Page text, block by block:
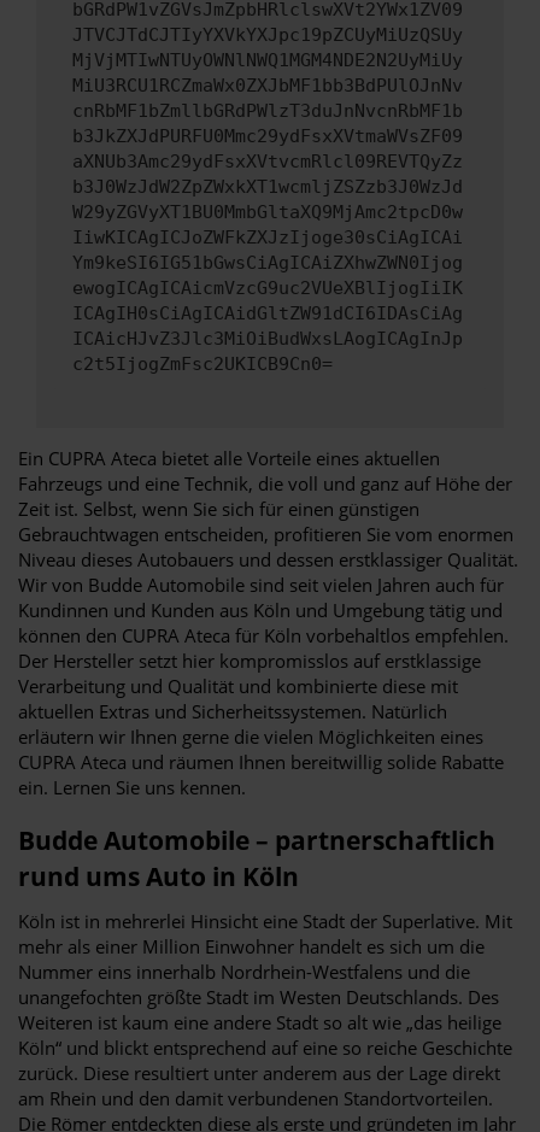
bGRdPW1vZGVsJmZpbHRlclswXVt2YWx1ZV09
JTVCJTdCJTIyYXVkYXJpc19pZCUyMiUzQSUy
MjVjMTIwNTUyOWNlNWQ1MGM4NDE2N2UyMiUy
MiU3RCU1RCZmaWx0ZXJbMF1bb3BdPUlOJnNv
cnRbMF1bZmllbGRdPWlzT3duJnNvcnRbMF1b
b3JkZXJdPURFU0Mmc29ydFsxXVtmaWVsZF09
aXNUb3Amc29ydFsxXVtvcmRlcl09REVTQyZz
b3J0WzJdW2ZpZWxkXT1wcmljZSZzb3J0WzJd
W29yZGVyXT1BU0MmbGltaXQ9MjAmc2tpcD0w
IiwKICAgICJoZWFkZXJzIjoge30sCiAgICAi
Ym9keSI6IG51bGwsCiAgICAiZXhwZWN0Ijog
ewogICAgICAicmVzcG9uc2VUeXBlIjogIiIK
ICAgIH0sCiAgICAidGltZW91dCI6IDAsCiAg
ICAicHJvZ3Jlc3MiOiBudWxsLAogICAgInJp
c2t5IjogZmFsc2UKICB9Cn0=
Ein CUPRA Ateca bietet alle Vorteile eines aktuellen
Fahrzeugs und eine Technik, die voll und ganz auf Höhe der
Zeit ist. Selbst, wenn Sie sich für einen günstigen
Gebrauchtwagen entscheiden, profitieren Sie vom enormen
Niveau dieses Autobauers und dessen erstklassiger Qualität.
Wir von Budde Automobile sind seit vielen Jahren auch für
Kundinnen und Kunden aus Köln und Umgebung tätig und
können den CUPRA Ateca für Köln vorbehaltlos empfehlen.
Der Hersteller setzt hier kompromisslos auf erstklassige
Verarbeitung und Qualität und kombinierte diese mit
aktuellen Extras und Sicherheitssystemen. Natürlich
erläutern wir Ihnen gerne die vielen Möglichkeiten eines
CUPRA Ateca und räumen Ihnen bereitwillig solide Rabatte
ein. Lernen Sie uns kennen.
Budde Automobile – partnerschaftlich
rund ums Auto in Köln
Köln ist in mehrerlei Hinsicht eine Stadt der Superlative. Mit
mehr als einer Million Einwohner handelt es sich um die
Nummer eins innerhalb Nordrhein-Westfalens und die
unangefochten größte Stadt im Westen Deutschlands. Des
Weiteren ist kaum eine andere Stadt so alt wie „das heilige
Köln“ und blickt entsprechend auf eine so reiche Geschichte
zurück. Diese resultiert unter anderem aus der Lage direkt
am Rhein und den damit verbundenen Standortvorteilen.
Die Römer entdeckten diese als erste und gründeten im Jahr